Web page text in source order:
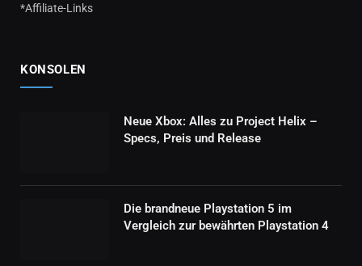
*Affiliate-Links
KONSOLEN
Neue Xbox: Alles zu Project Helix –
Specs, Preis und Release
Die brandneue Playstation 5 im
Vergleich zur bewährten Playstation 4